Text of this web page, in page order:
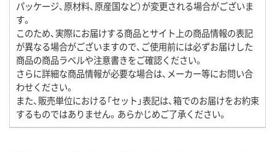
パッケージ、原材料、原産国など）が変更される場合がございま
す。
このため、実際にお届けする商品とサイト上の商品情報の表記
が異なる場合がございますので、ご使用前には必ずお届けした
商品の商品ラベルや注意書きをご確認ください。
さらに詳細な商品情報が必要な場合は、メーカー等にお問い合
わせください。
また、販売単位における「セット」表記は、箱でのお届けをお約束
するものではありません。あらかじめご了承ください。